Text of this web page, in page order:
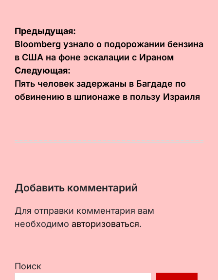
Навигация
по
записям
Предыдущая:
Bloomberg узнало о подорожании бензина
в США на фоне эскалации с Ираном
Следующая:
Пять человек задержаны в Багдаде по
обвинению в шпионаже в пользу Израиля
Добавить комментарий
Для отправки комментария вам
необходимо авторизоваться.
Поиск